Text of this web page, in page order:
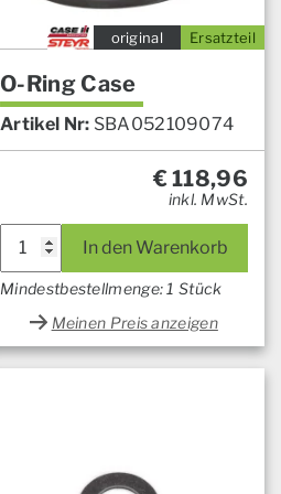
Ersatzteil
original
O-Ring Case
Artikel Nr: SBA052109074
€118,96
inkl. MwSt.
In den Warenkorb
Mindestbestellmenge: 1 Stück
Meinen Preis anzeigen